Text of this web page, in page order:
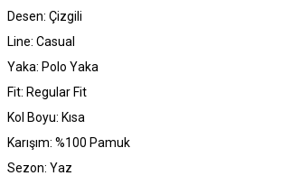
Desen: Çizgili
Line: Casual
Yaka: Polo Yaka
Fit: Regular Fit
Kol Boyu: Kısa
Karışım: %100 Pamuk
Sezon: Yaz